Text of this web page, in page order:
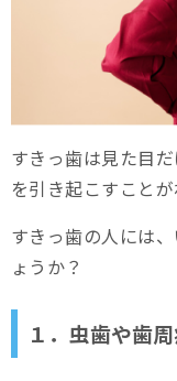
すきっ歯は見た目
を引き起こすことが
すきっ歯の人には
ょうか？
１．虫歯や歯